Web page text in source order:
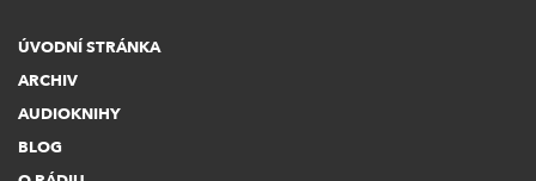
ÚVODNÍ STRÁNKA
ARCHIV
AUDIOKNIHY
BLOG